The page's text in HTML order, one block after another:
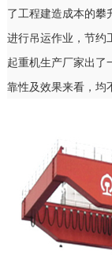
了工程建造成本的攀
进行吊运作业，节约
起重机生产厂家出了
靠性及效果来看，均